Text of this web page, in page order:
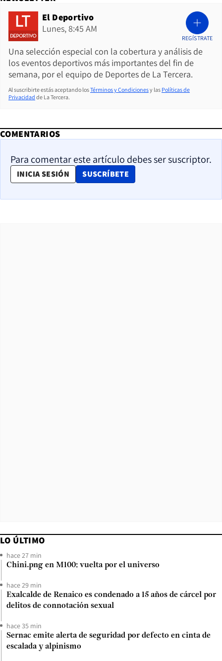
El Deportivo
Lunes, 8:45 AM
Una selección especial con la cobertura y análisis de
los eventos deportivos más importantes del fin de
semana, por el equipo de Deportes de La Tercera.
REGÍSTRATE
Al suscribirte estás aceptando losTérminos y Condicionesy las Políticas de
Privacidad de La Tercera.
COMENTARIOS
Para comentar este artículo debes ser suscriptor.
INICIA SESIÓN SUSCRÍBETE
OPENS IN NEW WINDOW
LO ÚLTIMO
hace 27 min
Chini.png en M100: vuelta por el universo
hace 29 min
Exalcalde de Renaico es condenado a 15 años de cárcel por
delitos de connotación sexual
hace 35 min
Sernac emite alerta de seguridad por defecto en cinta de
escalada y alpinismo